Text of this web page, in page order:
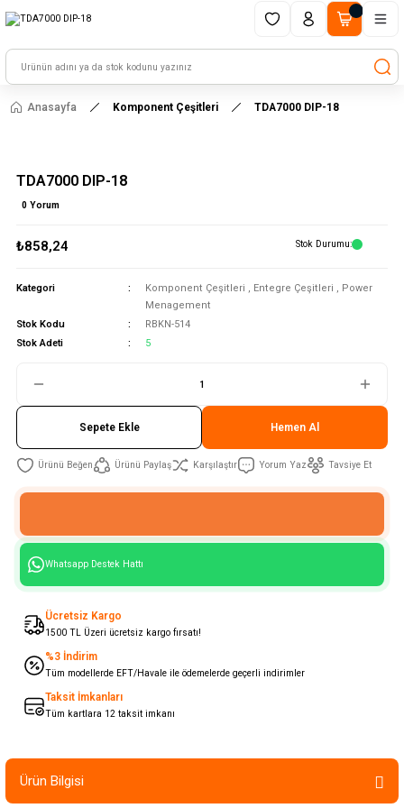
HAYAL ET - TASARLA - ÇALIŞTIR
Anasayfa Komponent Çeşitleri TDA7000 DIP-18
TDA7000 DIP-18
0 Yorum
₺858,24 Stok Durumu
Kategori Komponent Çeşitleri , Entegre Çeşitleri , Power
Menagement
Stok Kodu
RBKN-514
Stok Adeti
5
Sepete Ekle Hemen Al
Ürünü Paylaş Karşılaştır Yorum Yaz Tavsiye Et
Whatsapp Destek Hattı
Ücretsiz Kargo
1500 TL Üzeri ücretsiz kargo fırsatı!
%3 İndirim
Tüm modellerde EFT/Havale ile ödemelerde geçerli indirimler
Taksit İmkanları
Tüm kartlara 12 taksit imkanı
Ürün Bilgisi